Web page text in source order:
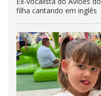
filha cantando em inglês